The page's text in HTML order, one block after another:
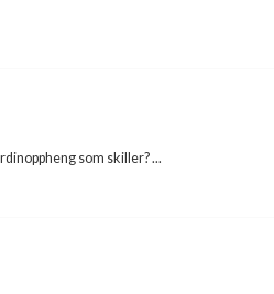
som skiller? ...